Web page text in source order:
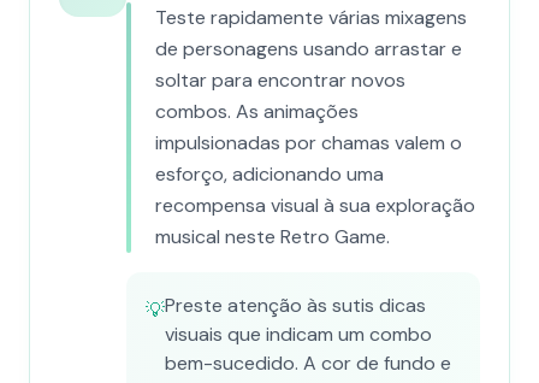
Teste rapidamente várias mixagens
de personagens usando arrastar e
soltar para encontrar novos
combos. As animações
impulsionadas por chamas valem o
esforço, adicionando uma
recompensa visual à sua exploração
musical neste Retro Game.
💡Preste atenção às sutis dicas
visuais que indicam um combo
bem-sucedido. A cor de fundo e